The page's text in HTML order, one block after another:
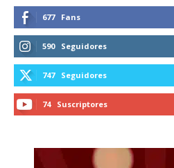
677 Fans
590 Seguidores
747 Seguidores
74 Suscriptores